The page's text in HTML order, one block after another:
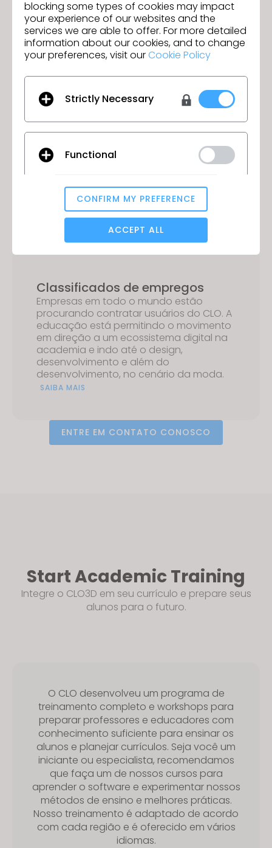
Pipeline no mundo real
CLO agora têm acesso às grandes
empresas, marcas e varejistas que
trabalham no ecossistema 3D.
aprender sobre ativos digitais, NFTs e
metaverso, antes de entrar na força de
trabalho.
Classificados de empregos
Empresas em todo o mundo estão
procurando contratar usuários do CLO. A
educação está permitindo o movimento
em direção a um ecossistema digital na
academia e indo até o design,
desenvolvimento e além do
desenvolvimento, no cenário da moda.
SAIBA MAIS
ENTRE EM CONTATO CONOSCO
Start Academic Training
Integre o CLO3D em seu currículo e prepare seus
alunos para o futuro.
O CLO desenvolveu um programa de
treinamento completo e workshops para
preparar professores e educadores com
conhecimento suficiente para ensinar os
alunos e planejar currículos. Seja você um
iniciante ou especialista, recomendamos
que faça um de nossos cursos para
aprender o software e experimentar nossos
métodos de ensino e melhores práticas.
Nosso treinamento é adaptado de acordo
com cada região e é oferecido em vários
idiomas.
blocking some types of cookies may impact
your experience of our websites and the
services we are able to offer. For more detailed
information about our cookies, and to change
your preferences, visit ourCookie Policy
Strictly Necessary
Functional
Analytical / Performance
If you reject all, some features might not function
properly.Reject All
CONFIRM MY PREFERENCE
ACCEPT ALL